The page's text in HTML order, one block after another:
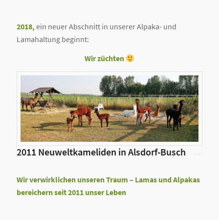
2018, ein neuer Abschnitt in unserer Alpaka- und
Lamahaltung beginnt:
Wir züchten
2011 Neuweltkameliden in Alsdorf-Busch
Wir verwirklichen unseren Traum – Lamas und Alpakas
bereichern seit 2011 unser Leben